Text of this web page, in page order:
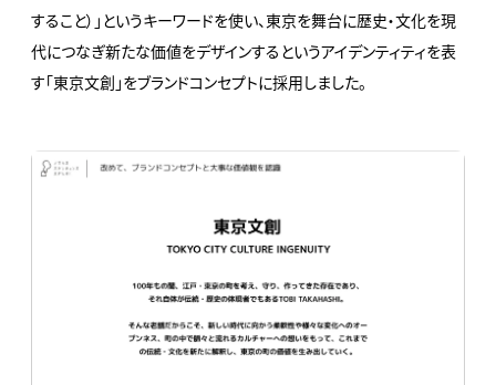
すること）」というキーワードを使い、東京を舞台に歴史・文化を現
代につなぎ新たな価値をデザインするというアイデンティティを表
す「東京文創」をブランドコンセプトに採用しました。